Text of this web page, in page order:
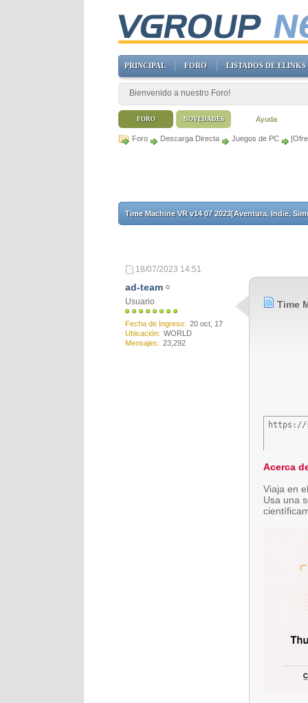
Foro Descarga Directa Juegos de PC
Time Machine VR v14 07 2023[Aventura, Indie,
18/07/2023 14:51
ad-team
Usuario
Fecha de Ingreso
20 oct, 17
Ubicación
WORLD
Mensajes
23,292
Time
https://
Acerca
Viaja en
Usa una
PRINCIPAL FORO LISTADOS DE ELINKS
Bienvenido a nuestro Foro!
FORO Ayuda
NOVEDADES